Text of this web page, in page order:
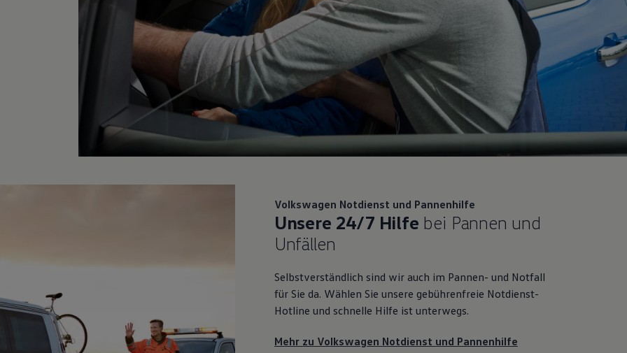
Volkswagen Notdienst und Pannenhilfe
Unsere 24/7 Hilfe bei Pannen und
Unfällen
Selbstverständlich sind wir auch im Pannen- und Notfall
für Sie da. Wählen Sie unsere gebührenfreie Notdienst-
Hotline und schnelle Hilfe ist unterwegs.
Mehr zu Volkswagen Notdienst und Pannenhilfe